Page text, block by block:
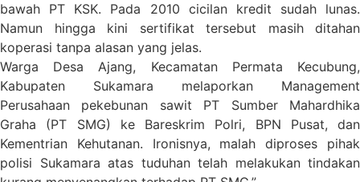
bawah PT KSK. Pada 2010 cicilan kredit sudah lunas.
Namun hingga kini sertifikat tersebut masih ditahan
koperasi tanpa alasan yang jelas.
Warga Desa Ajang, Kecamatan Permata Kecubung,
Kabupaten Sukamara melaporkan Management
Perusahaan pekebunan sawit PT Sumber Mahardhika
Graha (PT SMG) ke Bareskrim Polri, BPN Pusat, dan
Kementrian Kehutanan. Ironisnya, malah diproses pihak
polisi Sukamara atas tuduhan telah melakukan tindakan